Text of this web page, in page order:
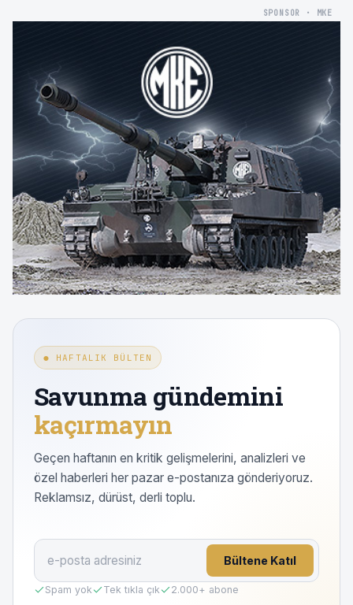
SPONSOR · MKE
● HAFTALIK BÜLTEN
Savunma gündemini
kaçırmayın
Geçen haftanın en kritik gelişmelerini, analizleri ve
özel haberleri her pazar e-postanıza gönderiyoruz.
Reklamsız, dürüst, derli toplu.
Bültene Katıl
Spam yok Tek tıkla çık 2.000+ abone